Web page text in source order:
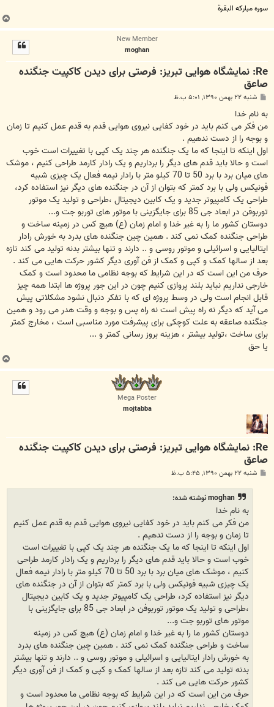
سوره مبارکه البقرة
ب
ا
New Member
moghan
Re: نمایشگاه هوایی تبریز: فرصتی برای دیدن کاکپیت جنگنده
صاعق
پ
ت
شنبه ۲۲ بهمن ۱۳۹۰, ۵:۰۱ ب.ظ
به نام خدا
من فکر می کنم باید در خود کفایی نیروی هوایی قدم به قدم عمل کنیم تا زمان
و بوجه را از دست ندهیم .
اول اینکه تا اینجا که ما یک جنگنده هر چند یک کپی با تغییرات است خوب
است و حالا باید قدم های دیگر را برداریم و یک رادار کارمد طراحی کنیم ، موشک
های میان برد با برد 50 تا 70 کیلو متر با رادار نیمه فعال یک چیزی شبیه
فونیکس ولی با برد کمتر که بتوان از آن در جنگنده های دیگر نیز استفاده کرد،
طراحی یک کامپیوتر جدید و یک کابین دیجیتال ،طراحی و تولید یک موتور
توربوفن در ابعاد جی 85 برای جایگزینی با موتور های توربو جت و...
دوستان کشور ما را به غیر خدا و امام زمان (ع) هیچ کس در زمینه ساخت و
طراحی جنگنده کمک نمی کند . همین چین جنگنده های بدرد به خورش رادار
ایتالیایی و اسرائیلی و موتور روسی و .. دارند و تنها بیشتر بدنه تولید می کند تازه
بعد از سالها کمک و کپی و کمک از فن آوری دیگر کشور حرکت هایی می کند .
حرف من این است که در این شرایط که بوجه نظامی ما محدود است و کمک
خارجی نداریم نباید بلند پروازی کنیم چون در این جور پروژه ها ابتدا همه چیز
قابل انجام است ولی در وسط پروژه ای که با تفکر دنبال نشود مشکلاتی پیش
می آید که دیگر نه راه پیش است نه راه پس و بوجه و وقت هدر می رود و همین
جنگنده صاعقه به علت کوچکی برای پیشرفت مورد مناسبی است ، مخارج کمتر
برای ساخت ،تولید بیشتر ، هزینه بروز رسانی کمتر و ...
یا حق
ب
ا
Mega Poster
mojtabba
Re: نمایشگاه هوایی تبریز: فرصتی برای دیدن کاکپیت جنگنده
صاعق
پ شنبه ۲۲ بهمن ۱۳۹۰, ۵:۴۵ ب.ظ
moghan نوشته شده:
به نام خدا
من فکر می کنم باید در خود کفایی نیروی هوایی قدم به قدم عمل کنیم
تا زمان و بوجه را از دست ندهیم .
اول اینکه تا اینجا که ما یک جنگنده هر چند یک کپی با تغییرات است
خوب است و حالا باید قدم های دیگر را برداریم و یک رادار کارمد طراحی
کنیم ، موشک های میان برد با برد 50 تا 70 کیلو متر با رادار نیمه فعال
یک چیزی شبیه فونیکس ولی با برد کمتر که بتوان از آن در جنگنده های
دیگر نیز استفاده کرد، طراحی یک کامپیوتر جدید و یک کابین دیجیتال
،طراحی و تولید یک موتور توربوفن در ابعاد جی 85 برای جایگزینی با
موتور های توربو جت و...
دوستان کشور ما را به غیر خدا و امام زمان (ع) هیچ کس در زمینه
ساخت و طراحی جنگنده کمک نمی کند . همین چین جنگنده های بدرد
به خورش رادار ایتالیایی و اسرائیلی و موتور روسی و .. دارند و تنها بیشتر
بدنه تولید می کند تازه بعد از سالها کمک و کپی و کمک از فن آوری دیگر
کشور حرکت هایی می کند .
حرف من این است که در این شرایط که بوجه نظامی ما محدود است و